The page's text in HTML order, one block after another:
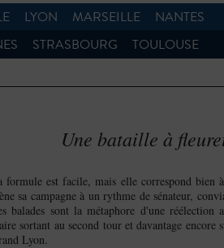
LYON MARSEILLE
NANTES
STRASBOURG TOULOUSE
Une bataille à
formule est facile, mais elle correspond bien
sa campagne à un rythme de sénateur,
balades sont la métaphore d'une
sortant au second tour et davantage
Lyon.